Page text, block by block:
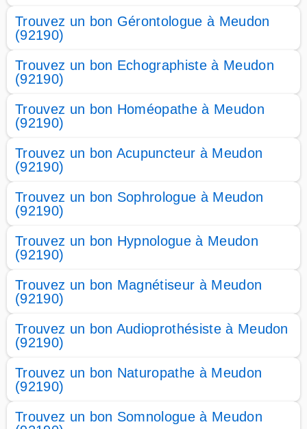
Trouvez un bon Gérontologue à Meudon
(92190)
Trouvez un bon Echographiste à Meudon
(92190)
Trouvez un bon Homéopathe à Meudon
(92190)
Trouvez un bon Acupuncteur à Meudon
(92190)
Trouvez un bon Sophrologue à Meudon
(92190)
Trouvez un bon Hypnologue à Meudon
(92190)
Trouvez un bon Magnétiseur à Meudon
(92190)
Trouvez un bon Audioprothésiste à Meudon
(92190)
Trouvez un bon Naturopathe à Meudon
(92190)
Trouvez un bon Somnologue à Meudon